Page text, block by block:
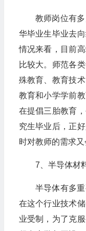
教师岗位有
华毕业生毕业去
情况来看，目前
比较大。师范各
殊教育、教育技
教育和小学学前
在提倡三胎教育
究生毕业后，正
时对教师的需求又
7、半导体材
半导体有多
在这个行业技术
业受制，为了克